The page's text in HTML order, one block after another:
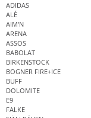
ADIDAS
ALÉ
AIM'N
ARENA
ASSOS
BABOLAT
BIRKENSTOCK
BOGNER FIRE+ICE
BUFF
DOLOMITE
E9
FALKE